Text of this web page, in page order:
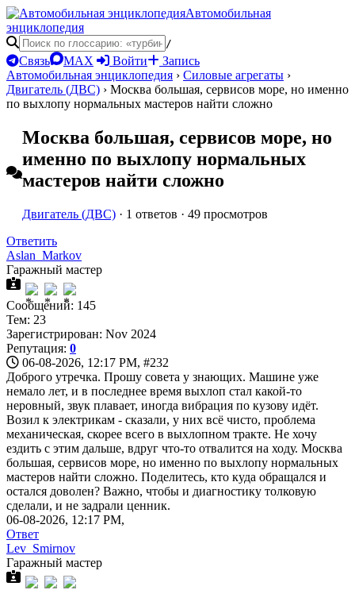
Автомобильная
энциклопедия
/
Связь MAX Войти
Запись
Автомобильная энциклопедия › Силовые агрегаты ›
Двигатель (ДВС) › Москва большая, сервисов море, но именно
по выхлопу нормальных мастеров найти сложно
Москва большая, сервисов море, но
именно по выхлопу нормальных
мастеров найти сложно
Двигатель (ДВС) · 1 ответов · 49 просмотров
Ответить
Aslan_Markov
Гаражный мастер
Сообщений: 145
Тем: 23
Зарегистрирован: Nov 2024
Репутация: 0
06-08-2026, 12:17 PM, #232
Доброго утречка. Прошу совета у знающих. Машине уже
немало лет, и в последнее время выхлоп стал какой-то
неровный, звук плавает, иногда вибрация по кузову идёт.
Возил к электрикам - сказали, у них всё чисто, проблема
механическая, скорее всего в выхлопном тракте. Не хочу
ездить с этим дальше, вдруг что-то отвалится на ходу. Москва
большая, сервисов море, но именно по выхлопу нормальных
мастеров найти сложно. Поделитесь, кто куда обращался и
остался доволен? Важно, чтобы и диагностику толковую
сделали, и не задрали ценник.
06-08-2026, 12:17 PM,
Ответ
Lev_Smirnov
Гаражный мастер